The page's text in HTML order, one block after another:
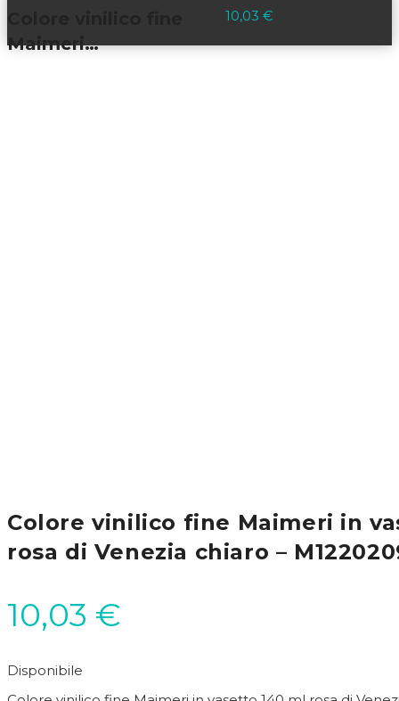
Maimeri…
10,03€
Colore vinilico fine Maimeri in
rosa di Venezia chiaro –
10,03 €
Disponibile